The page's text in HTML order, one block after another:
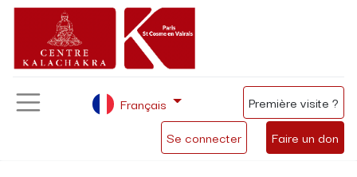
Se connecter Faire un don
Français Première visite ?